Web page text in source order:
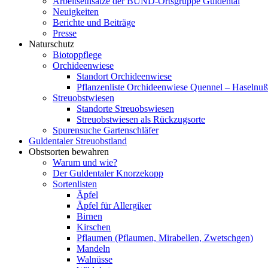
Neuigkeiten
Berichte und Beiträge
Presse
Naturschutz
Biotoppflege
Orchideenwiese
Standort Orchideenwiese
Pflanzenliste Orchideenwiese Quennel –
Streuobstwiesen
Standorte Streuobswiesen
Streuobstwiesen als Rückzugsorte
Spurensuche Gartenschläfer
Guldentaler Streuobstland
Obstsorten bewahren
Warum und wie?
Der Guldentaler Knorzekopp
Sortenlisten
Äpfel
Äpfel für Allergiker
Birnen
Kirschen
Pflaumen (Pflaumen, Mirabellen, Zwetschgen)
Mandeln
Walnüsse